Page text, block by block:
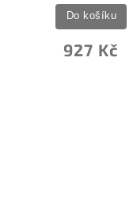
927 Kč
Do košíku